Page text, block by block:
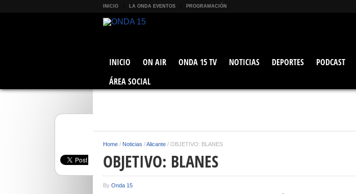
INICIO LA ONDA EVENTOS PROGRAMACIÓN
INICIO ON AIR ONDA 15 TV NOTICIAS DEPORTES PODCAST
ÁREA SOCIAL
Home / Noticias /Alicante / OBJETIVO: BLANES
OBJETIVO: BLANES
By Onda 15